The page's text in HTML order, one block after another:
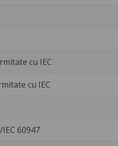
cu IEC
cu IEC
60947